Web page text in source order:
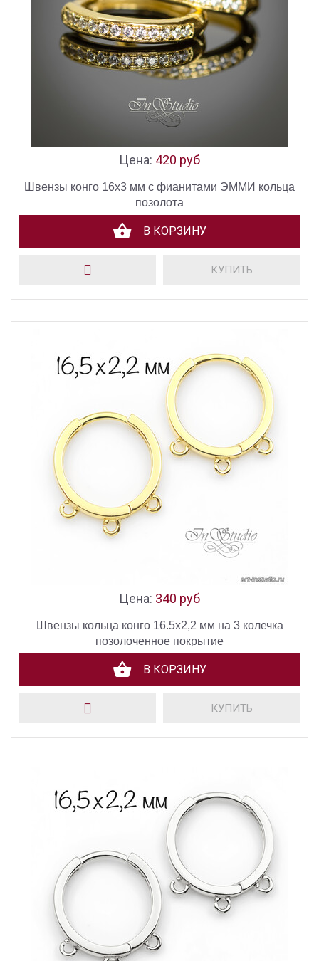
Цена: 420 руб
Швензы конго 16х3 мм с фианитами ЭММИ кольца
позолота
В КОРЗИНУ
КУПИТЬ
Цена: 340 руб
Швензы кольца конго 16.5х2,2 мм на 3 колечка
позолоченное покрытие
В КОРЗИНУ
КУПИТЬ